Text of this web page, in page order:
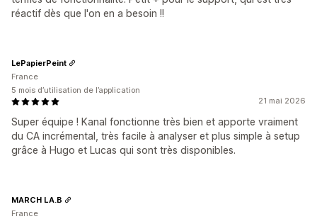
réactif dès que l'on en a besoin !!
21 mai 2026
Super équipe ! Kanal fonctionne très bien et apporte vraiment
du CA incrémental, très facile à analyser et plus simple à setup
grâce à Hugo et Lucas qui sont très disponibles.
LePapierPeint
France
5 mois d’utilisation de l’application
MARCH LA.B
France